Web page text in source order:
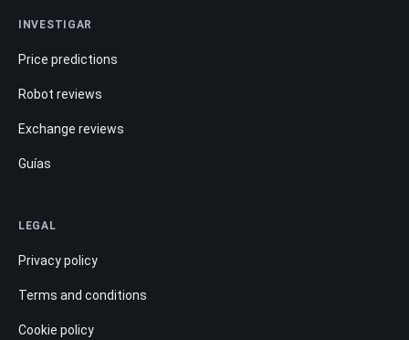
INVESTIGAR
Price predictions
Robot reviews
Exchange reviews
Guías
LEGAL
Privacy policy
Terms and conditions
Cookie policy